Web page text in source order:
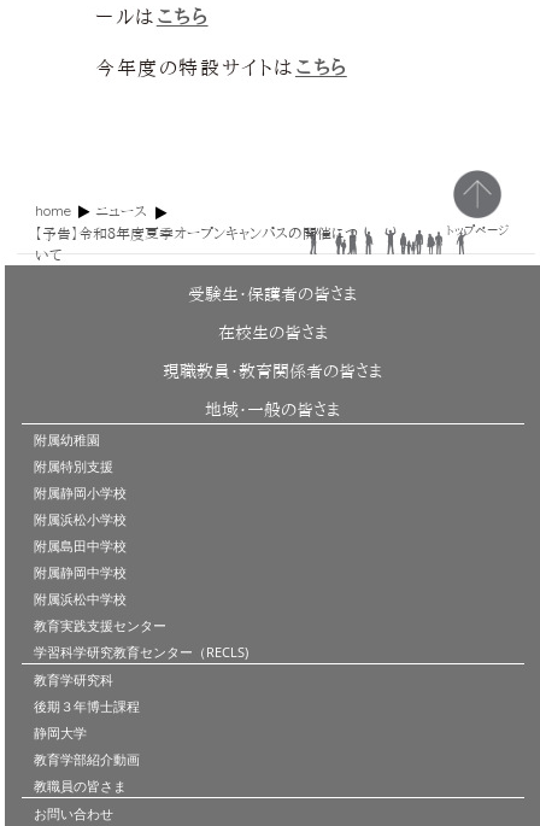
ールは こちら
今年度の特設サイトは こちら
home
ニュース
【予告】令和８年度夏季オープンキャンパスの開催につ
いて
トップページ
受験生・保護者の皆さま
在校生の皆さま
現職教員・教育関係者の皆さま
地域・一般の皆さま
附属幼稚園
附属特別支援
附属静岡小学校
附属浜松小学校
附属島田中学校
附属静岡中学校
附属浜松中学校
教育実践支援センター
学習科学研究教育センター（RECLS)
教育学研究科
後期３年博士課程
静岡大学
教育学部紹介動画
教職員の皆さま
お問い合わせ